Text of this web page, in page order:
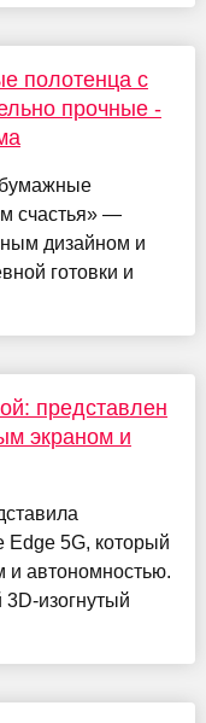
полотенца с
прочные -
бумажные
счастья» —
дизайном и
готовки и
представлен
экраном и
5G, который
и автономностью.
изогнутый